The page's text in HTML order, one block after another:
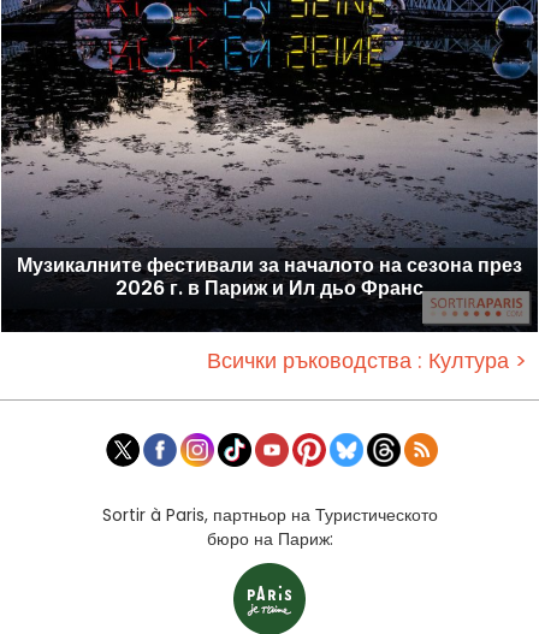
Музикалните фестивали за началото на сезона през
2026 г. в Париж и Ил дьо Франс
Всички ръководства : Култура >
Sortir à Paris, партньор на Туристическото
бюро на Париж: